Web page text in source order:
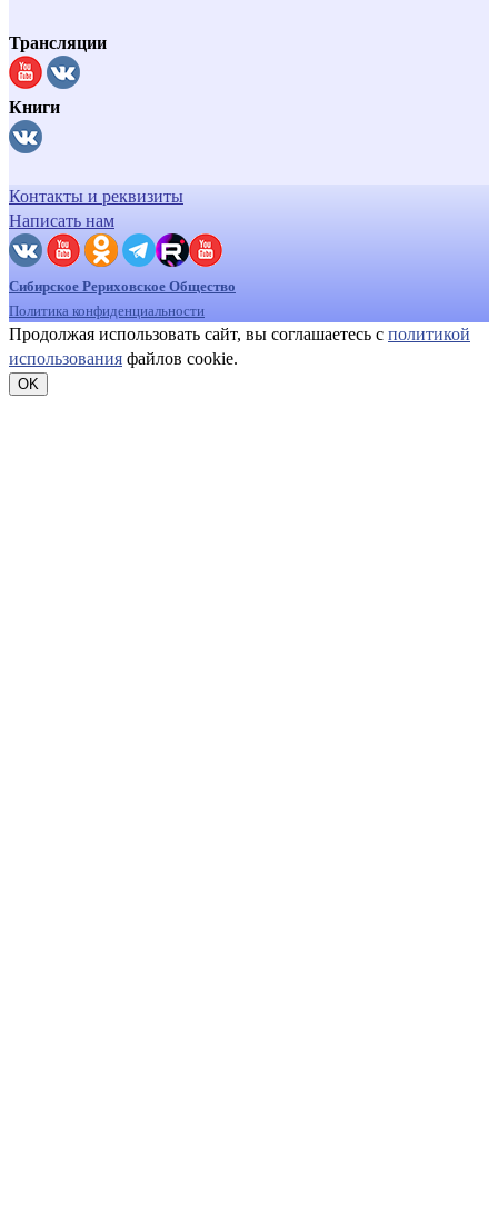
Трансляции
Книги
Контакты и реквизиты
Написать нам
Сибирское Рериховское Общество
Политика конфиденциальности
Продолжая использовать сайт, вы соглашаетесь с политикой
использования файлов cookie.
OK